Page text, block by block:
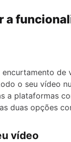
a
de
o seu vídeo
a plataformas
duas opções
vídeo